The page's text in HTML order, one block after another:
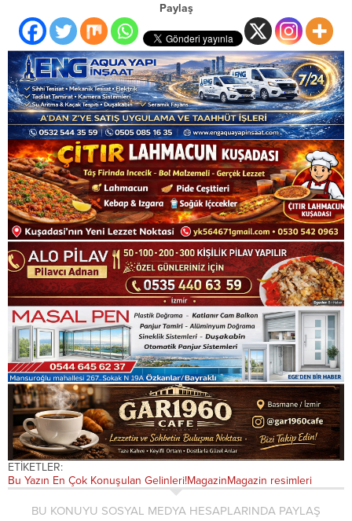
Paylaş
ETİKETLER:
Bu Yazın En Çok Konuşulan Gelinleri!MagazinMagazin resimleri
BU KONUYU SOSYAL MEDYA HESAPLARINDA PAYLAŞ